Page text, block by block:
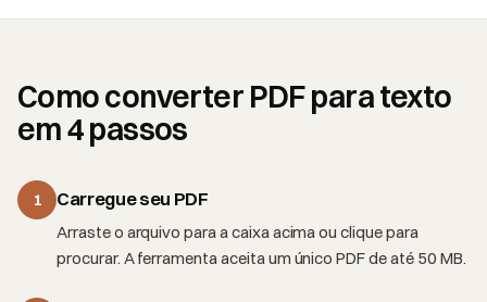
Como converter PDF para texto
em 4 passos
1 Carregue seu PDF
Arraste o arquivo para a caixa acima ou clique para
procurar. A ferramenta aceita um único PDF de até 50 MB.